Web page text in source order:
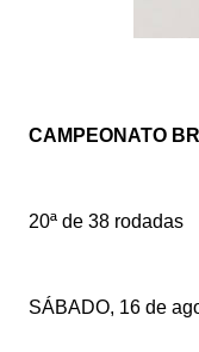
CAMPEONATO
20ª de 38 rodadas
SÁBADO, 16 de